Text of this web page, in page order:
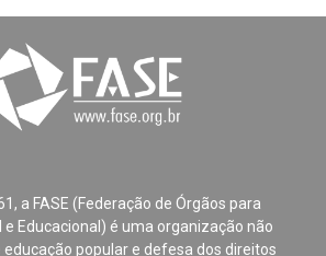
a FASE (Federação de Órgãos para
e Educacional) é uma organização não
popular e defesa dos direitos